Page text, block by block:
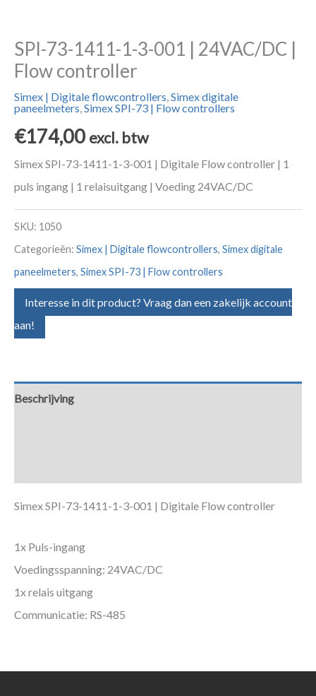
SPI-73-1411-1-3-001 | 24VAC/DC |
Flow controller
Simex | Digitale flowcontrollers,Simex digitale
paneelmeters,Simex SPI-73 | Flow controllers
€174,00 excl. btw
Simex SPI-73-1411-1-3-001 | Digitale Flow controller | 1
puls ingang | 1 relaisuitgang | Voeding 24VAC/DC
SKU: 1050
Categorieën: Simex | Digitale flowcontrollers, Simex digitale
paneelmeters, Simex SPI-73 | Flow controllers
Interesse in dit product? Vraag dan een zakelijk account
aan!
Beschrijving
Simex SPI-73-1411-1-3-001 | Digitale Flow controller
1x Puls-ingang
Voedingsspanning: 24VAC/DC
1x relais uitgang
Communicatie: RS-485